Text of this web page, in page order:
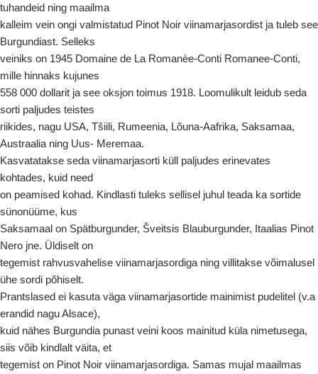
tuhandeid ning maailma
kalleim vein ongi valmistatud Pinot Noir viinamarjasordist ja tuleb see
Burgundiast. Selleks
veiniks on 1945 Domaine de La Romanèe-Conti Romanee-Conti,
mille hinnaks kujunes
558 000 dollarit ja see oksjon toimus 1918. Loomulikult leidub seda
sorti paljudes teistes
riikides, nagu USA, Tšiili, Rumeenia, Lõuna-Aafrika, Saksamaa,
Austraalia ning Uus- Meremaa.
Kasvatatakse seda viinamarjasorti küll paljudes erinevates
kohtades, kuid need
on peamised kohad. Kindlasti tuleks sellisel juhul teada ka sortide
sünonüüme, kus
Saksamaal on Spätburgunder, Šveitsis Blauburgunder, Itaalias Pinot
Nero jne. Üldiselt on
tegemist rahvusvahelise viinamarjasordiga ning villitakse võimalusel
ühe sordi põhiselt.
Prantslased ei kasuta väga viinamarjasortide mainimist pudelitel (v.a
erandid nagu Alsace),
kuid nähes Burgundia punast veini koos mainitud küla nimetusega,
siis võib kindlalt väita, et
tegemist on Pinot Noir viinamarjasordiga. Samas mujal maailmas